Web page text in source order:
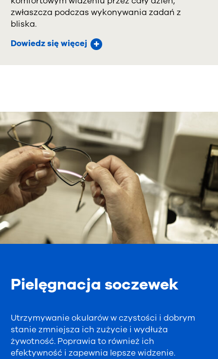
zwłaszcza podczas wykonywania zadań z
bliska.
Dowiedz się więcej
Pielęgnacja soczewek
Utrzymywanie okularów w czystości i dobrym
stanie zmniejsza ich zużycie i wydłuża
żywotność. Poprawia to również ich
efektywność i zapewnia lepsze widzenie.